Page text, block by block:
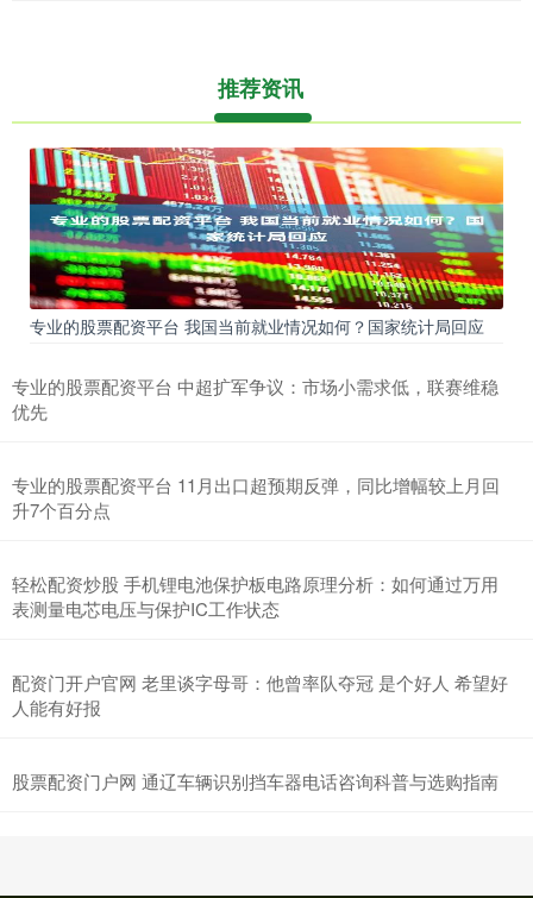
推荐资讯
专业的股票配资平台 我国当前就业情况如何？国家统计局回应
专业的股票配资平台 中超扩军争议：市场小需求低，联赛维稳
优先
专业的股票配资平台 11月出口超预期反弹，同比增幅较上月回
升7个百分点
轻松配资炒股 手机锂电池保护板电路原理分析：如何通过万用
表测量电芯电压与保护IC工作状态
配资门开户官网 老里谈字母哥：他曾率队夺冠 是个好人 希望好
人能有好报
股票配资门户网 通辽车辆识别挡车器电话咨询科普与选购指南